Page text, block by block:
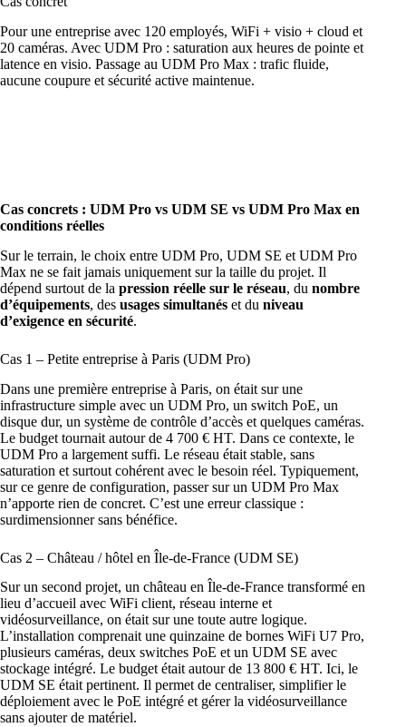
Pour une entreprise avec 120 employés, WiFi + visio + cloud et
20 caméras. Avec UDM Pro : saturation aux heures de pointe et
latence en visio. Passage au UDM Pro Max : trafic fluide,
aucune coupure et sécurité active maintenue.
Cas concrets : UDM Pro vs UDM SE vs UDM Pro Max en
conditions réelles
Sur le terrain, le choix entre UDM Pro, UDM SE et UDM Pro
Max ne se fait jamais uniquement sur la taille du projet. Il
dépend surtout de la pression réelle sur le réseau, du nombre
d’équipements, des usages simultanés et du niveau
d’exigence en sécurité.
Cas 1 – Petite entreprise à Paris (UDM Pro)
Dans une première entreprise à Paris, on était sur une
infrastructure simple avec un UDM Pro, un switch PoE, un
disque dur, un système de contrôle d’accès et quelques caméras.
Le budget tournait autour de 4 700 € HT. Dans ce contexte, le
UDM Pro a largement suffi. Le réseau était stable, sans
saturation et surtout cohérent avec le besoin réel. Typiquement,
sur ce genre de configuration, passer sur un UDM Pro Max
n’apporte rien de concret. C’est une erreur classique :
surdimensionner sans bénéfice.
Cas 2 – Château / hôtel en Île-de-France (UDM SE)
Sur un second projet, un château en Île-de-France transformé en
lieu d’accueil avec WiFi client, réseau interne et
vidéosurveillance, on était sur une toute autre logique.
L’installation comprenait une quinzaine de bornes WiFi U7 Pro,
plusieurs caméras, deux switches PoE et un UDM SE avec
stockage intégré. Le budget était autour de 13 800 € HT. Ici, le
UDM SE était pertinent. Il permet de centraliser, simplifier le
déploiement avec le PoE intégré et gérer la vidéosurveillance
sans ajouter de matériel.